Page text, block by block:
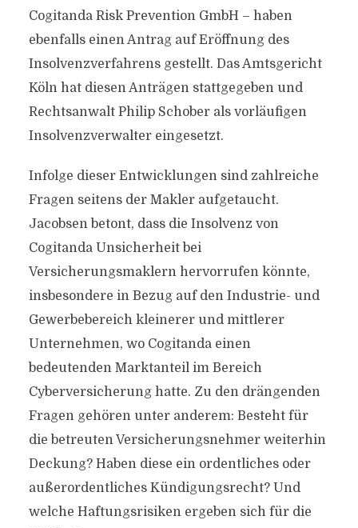
Cogitanda Risk Prevention GmbH – haben
ebenfalls einen Antrag auf Eröffnung des
Insolvenzverfahrens gestellt. Das Amtsgericht
Köln hat diesen Anträgen stattgegeben und
Rechtsanwalt Philip Schober als vorläufigen
Insolvenzverwalter eingesetzt.
Infolge dieser Entwicklungen sind zahlreiche
Fragen seitens der Makler aufgetaucht.
Jacobsen betont, dass die Insolvenz von
Cogitanda Unsicherheit bei
Versicherungsmaklern hervorrufen könnte,
insbesondere in Bezug auf den Industrie- und
Gewerbebereich kleinerer und mittlerer
Unternehmen, wo Cogitanda einen
bedeutenden Marktanteil im Bereich
Cyberversicherung hatte. Zu den drängenden
Fragen gehören unter anderem: Besteht für
die betreuten Versicherungsnehmer weiterhin
Deckung? Haben diese ein ordentliches oder
außerordentliches Kündigungsrecht? Und
welche Haftungsrisiken ergeben sich für die